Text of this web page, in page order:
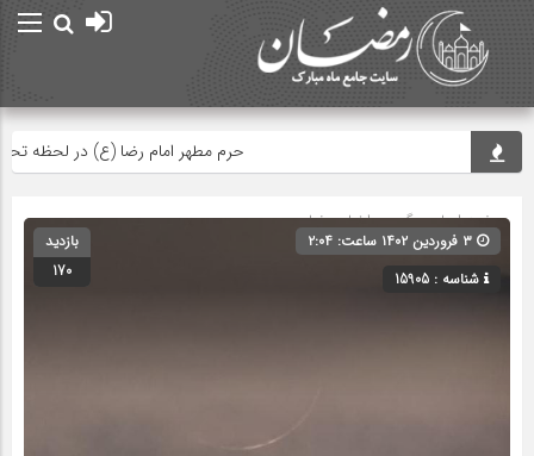
حرم مطهر امام رضا (ع) در لحظه تحویل
صفحه اصلی» گروه »اخبار رمضان
شناسه : 15905
بازدید
170